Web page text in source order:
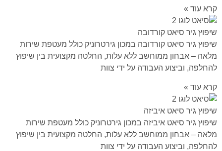
קרא עוד »
שיפוץ גיר סיאט קורדובה
שיפוץ גיר סיאט קורדובה במכון גירטרוניק כולל מעטפת שירות
מלאה – אבחון ממוחשב ללא עלות, החלטה מקצועית בין שיפוץ
להחלפה, וביצוע העבודה על ידי צוות
קרא עוד »
שיפוץ גיר סיאט איביזה
שיפוץ גיר סיאט איביזה במכון גירטרוניק כולל מעטפת שירות
מלאה – אבחון ממוחשב ללא עלות, החלטה מקצועית בין שיפוץ
להחלפה, וביצוע העבודה על ידי צוות